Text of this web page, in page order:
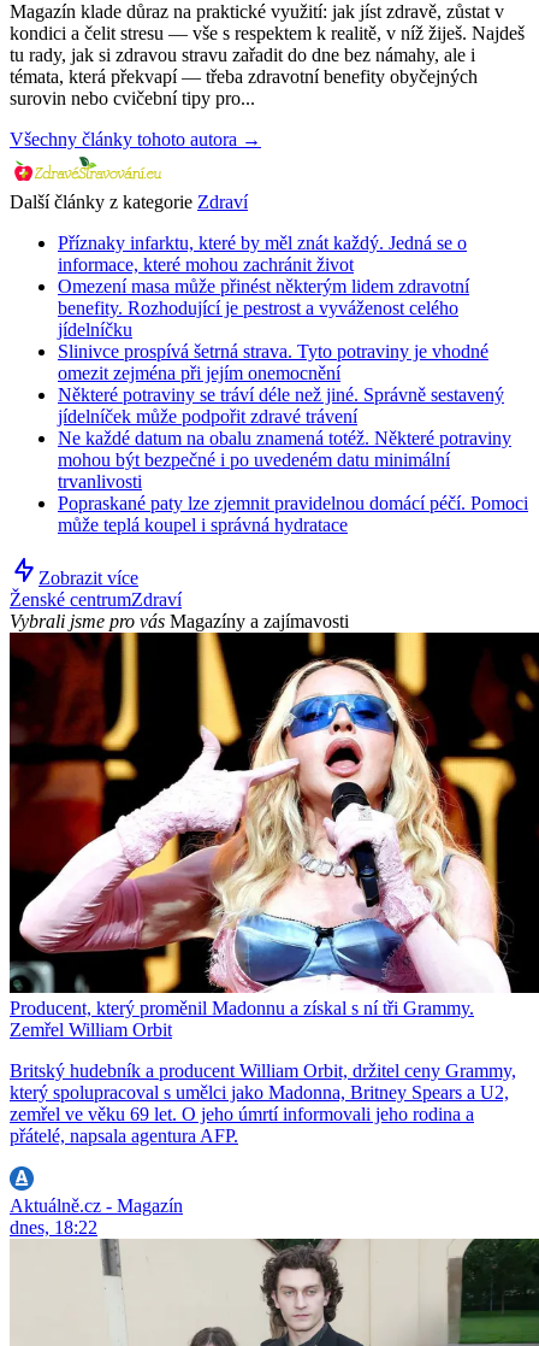
Magazín klade důraz na praktické využití: jak jíst zdravě, zůstat v
kondici a čelit stresu — vše s respektem k realitě, v níž žiješ. Najdeš
tu rady, jak si zdravou stravu zařadit do dne bez námahy, ale i
témata, která překvapí — třeba zdravotní benefity obyčejných
surovin nebo cvičební tipy pro...
Všechny články tohoto autora →
Další články z kategorie Zdraví
Příznaky infarktu, které by měl znát každý. Jedná se o
informace, které mohou zachránit život
Omezení masa může přinést některým lidem zdravotní
benefity. Rozhodující je pestrost a vyváženost celého
jídelníčku
Slinivce prospívá šetrná strava. Tyto potraviny je vhodné
omezit zejména při jejím onemocnění
Některé potraviny se tráví déle než jiné. Správně sestavený
jídelníček může podpořit zdravé trávení
Ne každé datum na obalu znamená totéž. Některé potraviny
mohou být bezpečné i po uvedeném datu minimální
trvanlivosti
Popraskané paty lze zjemnit pravidelnou domácí péčí. Pomoci
může teplá koupel i správná hydratace
Zobrazit více
Ženské centrumZdraví
Vybrali jsme pro vás Magazíny a zajímavosti
Producent, který proměnil Madonnu a získal s ní tři Grammy.
Zemřel William Orbit
Britský hudebník a producent William Orbit, držitel ceny Grammy,
který spolupracoval s umělci jako Madonna, Britney Spears a U2,
zemřel ve věku 69 let. O jeho úmrtí informovali jeho rodina a
přátelé, napsala agentura AFP.
Aktuálně.cz - Magazín
dnes, 18:22